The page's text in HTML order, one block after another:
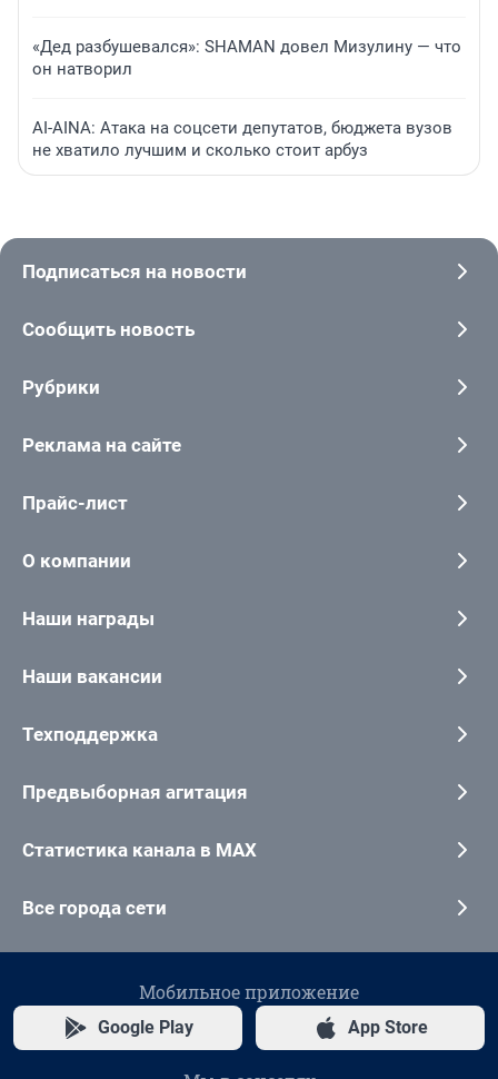
«Дед разбушевался»: SHAMAN довел Мизулину — что
он натворил
AI-AINA: Атака на соцсети депутатов, бюджета вузов
не хватило лучшим и сколько стоит арбуз
Подписаться на новости
Сообщить новость
Рубрики
Реклама на сайте
Прайс-лист
О компании
Наши награды
Наши вакансии
Техподдержка
Предвыборная агитация
Статистика канала в MAX
Все города сети
Мобильное приложение
Google Play App Store